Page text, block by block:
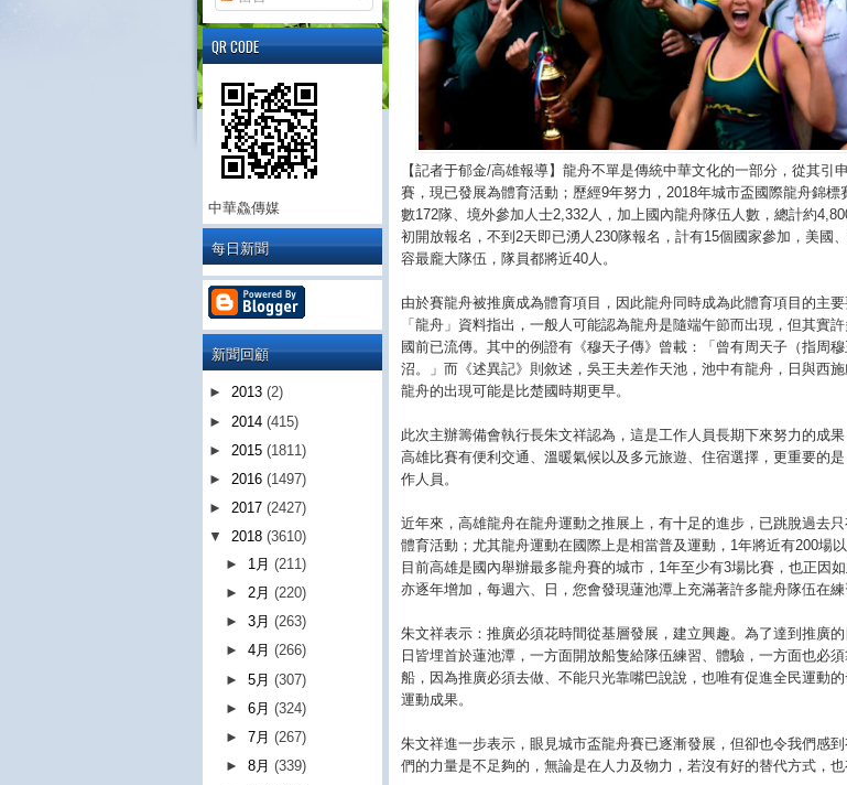
【記者于郁金/高雄報導】龍舟不單是傳統中華文化的一部分，從其引
賽，現已發展為體育活動；歷經9年努力，2018年城市盃國際龍舟錦標
數172隊、境外參加人士2,332人，加上國內龍舟隊伍人數，總計約
初開放報名，不到2天即已湧人230隊報名，計有15個國家參加，美國
容最龐大隊伍，隊員都將近40人。
由於賽龍舟被推廣成為體育項目，因此龍舟同時成為此體育項目的主
「龍舟」資料指出，一般人可能認為龍舟是隨端午節而出現，但其實
國前已流傳。其中的例證有《穆天子傳》曾載：「曾有周天子（指周
沼。」而《述異記》則敘述，吳王夫差作天池，池中有龍舟，日與西施
龍舟的出現可能是比楚國時期更早。
此次主辦籌備會執行長朱文祥認為，這是工作人員長期下來努力的成
高雄比賽有便利交通、溫暖氣候以及多元旅遊、住宿選擇，更重要的
作人員。
近年來，高雄龍舟在龍舟運動之推展上，有十足的進步，已跳脫過去
體育活動；尤其龍舟運動在國際上是相當普及運動，1年將近有200場
目前高雄是國內舉辦最多龍舟賽的城市，1年至少有3場比賽，也正因
亦逐年增加，每週六、日，您會發現蓮池潭上充滿著許多龍舟隊伍在練
朱文祥表示：推廣必須花時間從基層發展，建立興趣。為了達到推廣的
日皆埋首於蓮池潭，一方面開放船隻給隊伍練習、體驗，一方面也必
船，因為推廣必須去做、不能只光靠嘴巴說說，也唯有促進全民運動
運動成果。
朱文祥進一步表示，眼見城市盃龍舟賽已逐漸發展，但卻也令我們感
們的力量是不足夠的，無論是在人力及物力，若沒有好的替代方式，也
QR CODE
中華鱻傳媒
每日新聞
新聞回顧
► 2013 (2)
► 2014 (415)
► 2015 (1811)
► 2016 (1497)
► 2017 (2427)
▼ 2018 (3610)
► 1月(211)
► 2月(220)
►3月(263)
►4月(266)
►5月(307)
►6月(324)
►7月(267)
►8月(339)